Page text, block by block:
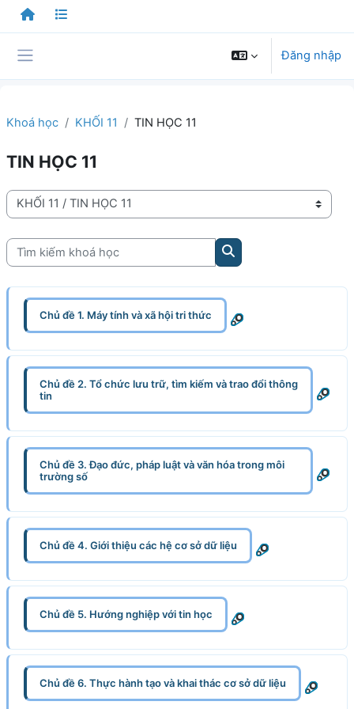
Chuyển tới nội dung chính
Đăng nhập
Khoá học KHỐI 11 TIN HỌC 11
TIN HỌC 11
Danh mục khoá học
Tìm kiếm khoá học
Tìm kiếm khoá học
Chủ đề 1. Máy tính và xã hội tri thức
Chủ đề 2. Tổ chức lưu trữ, tìm kiếm và trao đổi thông
tin
Chủ đề 3. Đạo đức, pháp luật và văn hóa trong môi
trường số
Chủ đề 4. Giới thiệu các hệ cơ sở dữ liệu
Chủ đề 5. Hướng nghiệp với tin học
Chủ đề 6. Thực hành tạo và khai thác cơ sở dữ liệu